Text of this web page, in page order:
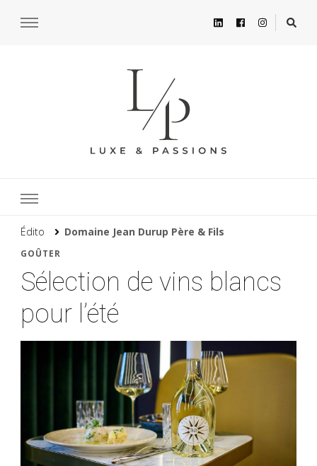
Édito Domaine Jean Durup Père & Fils
GOÛTER
Sélection de vins blancs
pour l’été